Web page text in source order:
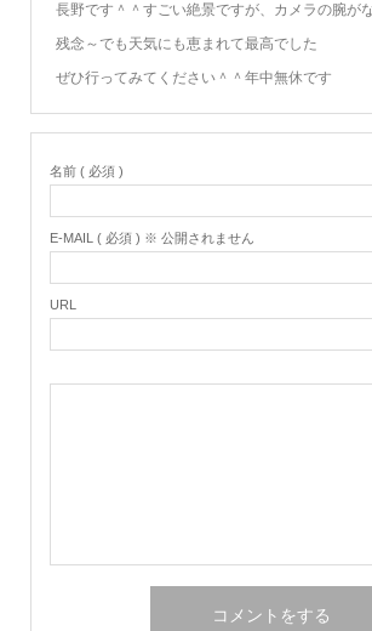
長野です＾＾すごい絶景ですが、カメラの腕が
残念～でも天気にも恵まれて最高でした
ぜひ行ってみてください＾＾年中無休です
名前 ( 必須 )
E-MAIL ( 必須 ) ※ 公開されません
URL